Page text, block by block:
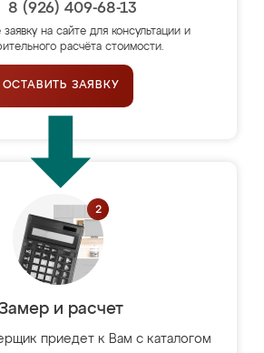
8 (926) 409-68-13
заявку на сайте для консультации и
расчёта стоимости.
ОСТАВИТЬ ЗАЯВКУ
Замер и расчет
приедет к Вам с каталогом